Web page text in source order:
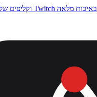
הורידו VODs וקליפים של Twitch באיכות מלאה